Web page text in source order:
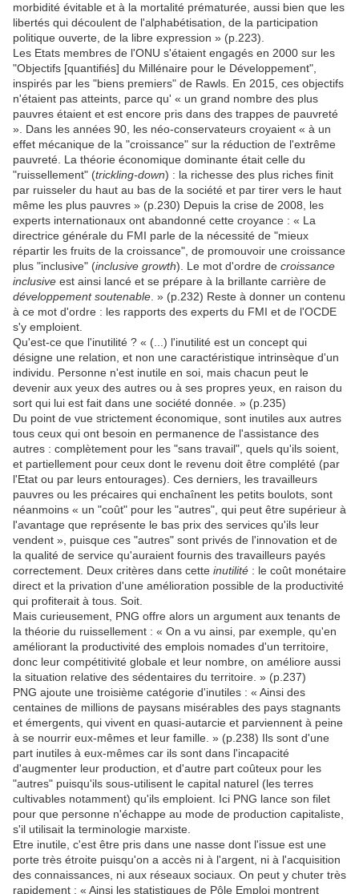
morbidité évitable et à la mortalité prématurée, aussi bien que les
libertés qui découlent de l'alphabétisation, de la participation
politique ouverte, de la libre expression » (p.223).
Les Etats membres de l'ONU s'étaient engagés en 2000 sur les
"Objectifs [quantifiés] du Millénaire pour le Développement",
inspirés par les "biens premiers" de Rawls. En 2015, ces objectifs
n'étaient pas atteints, parce qu' « un grand nombre des plus
pauvres étaient et est encore pris dans des trappes de pauvreté
». Dans les années 90, les néo-conservateurs croyaient « à un
effet mécanique de la "croissance" sur la réduction de l'extrême
pauvreté. La théorie économique dominante était celle du
"ruissellement" (trickling-down) : la richesse des plus riches finit
par ruisseler du haut au bas de la société et par tirer vers le haut
même les plus pauvres » (p.230) Depuis la crise de 2008, les
experts internationaux ont abandonné cette croyance : « La
directrice générale du FMI parle de la nécessité de "mieux
répartir les fruits de la croissance", de promouvoir une croissance
plus "inclusive" (inclusive growth). Le mot d'ordre de croissance
inclusive est ainsi lancé et se prépare à la brillante carrière de
développement soutenable . » (p.232) Reste à donner un contenu
à ce mot d'ordre : les rapports des experts du FMI et de l'OCDE
s'y emploient.
Qu'est-ce que l'inutilité ? « (...) l'inutilité est un concept qui
désigne une relation, et non une caractéristique intrinsèque d'un
individu. Personne n'est inutile en soi, mais chacun peut le
devenir aux yeux des autres ou à ses propres yeux, en raison du
sort qui lui est fait dans une société donnée. » (p.235)
Du point de vue strictement économique, sont inutiles aux autres
tous ceux qui ont besoin en permanence de l'assistance des
autres : complètement pour les "sans travail", quels qu'ils soient,
et partiellement pour ceux dont le revenu doit être complété (par
l'Etat ou par leurs entourages). Ces derniers, les travailleurs
pauvres ou les précaires qui enchaînent les petits boulots, sont
néanmoins « un "coût" pour les "autres", qui peut être supérieur à
l'avantage que représente le bas prix des services qu'ils leur
vendent », puisque ces "autres" sont privés de l'innovation et de
la qualité de service qu'auraient fournis des travailleurs payés
correctement. Deux critères dans cette inutilité : le coût monétaire
direct et la privation d'une amélioration possible de la productivité
qui profiterait à tous. Soit.
Mais curieusement, PNG offre alors un argument aux tenants de
la théorie du ruissellement : « On a vu ainsi, par exemple, qu'en
améliorant la productivité des emplois nomades d'un territoire,
donc leur compétitivité globale et leur nombre, on améliore aussi
la situation relative des sédentaires du territoire. » (p.237)
PNG ajoute une troisième catégorie d'inutiles : « Ainsi des
centaines de millions de paysans misérables des pays stagnants
et émergents, qui vivent en quasi-autarcie et parviennent à peine
à se nourrir eux-mêmes et leur famille. » (p.238) Ils sont d'une
part inutiles à eux-mêmes car ils sont dans l'incapacité
d'augmenter leur production, et d'autre part coûteux pour les
"autres" puisqu'ils sous-utilisent le capital naturel (les terres
cultivables notamment) qu'ils emploient. Ici PNG lance son filet
pour que personne n'échappe au mode de production capitaliste,
s'il utilisait la terminologie marxiste.
Etre inutile, c'est être pris dans une nasse dont l'issue est une
porte très étroite puisqu'on a accès ni à l'argent, ni à l'acquisition
des connaissances, ni aux réseaux sociaux. On peut y chuter très
rapidement : « Ainsi les statistiques de Pôle Emploi montrent